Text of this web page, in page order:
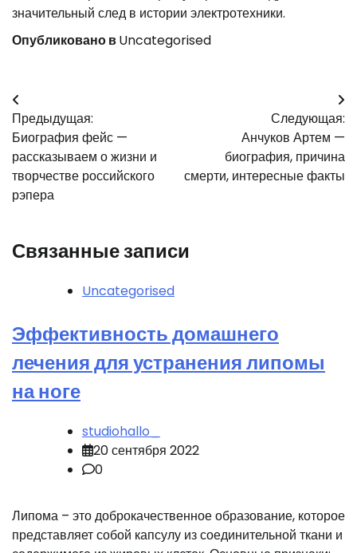
значительный след в истории электротехники.
Опубликовано вUncategorised
Навигация
по
записям
Предыдущая:
Биография фейс —
рассказываем о жизни и
творчестве российского
рэпера
Следующая:
Анчуков Артем —
биография, причина
смерти, интересные факты
Связанные записи
Uncategorised
Эффективность домашнего
лечения для устранения липомы
на ноге
studiohallo_
20 сентября 2022
0
Липома – это доброкачественное образование, которое
представляет собой капсулу из соединительной ткани и